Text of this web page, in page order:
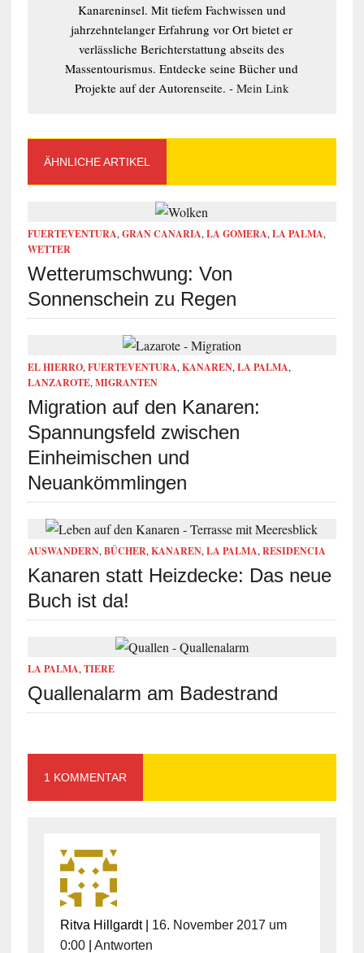
Kanareninsel. Mit tiefem Fachwissen und
jahrzehntelanger Erfahrung vor Ort bietet er
verlässliche Berichterstattung abseits des
Massentourismus. Entdecke seine Bücher und
Projekte auf der Autorenseite. - Mein Link
ÄHNLICHE ARTIKEL
FUERTEVENTURA, GRAN CANARIA, LA GOMERA, LA PALMA,
WETTER
Wetterumschwung: Von
Sonnenschein zu Regen
EL HIERRO, FUERTEVENTURA, KANAREN, LA PALMA,
LANZAROTE, MIGRANTEN
Migration auf den Kanaren:
Spannungsfeld zwischen
Einheimischen und
Neuankömmlingen
AUSWANDERN, BÜCHER, KANAREN, LA PALMA, RESIDENCIA
Kanaren statt Heizdecke: Das neue
Buch ist da!
LA PALMA, TIERE
Quallenalarm am Badestrand
1 KOMMENTAR
Ritva Hillgardt| 16. November 2017 um
0:00| Antworten